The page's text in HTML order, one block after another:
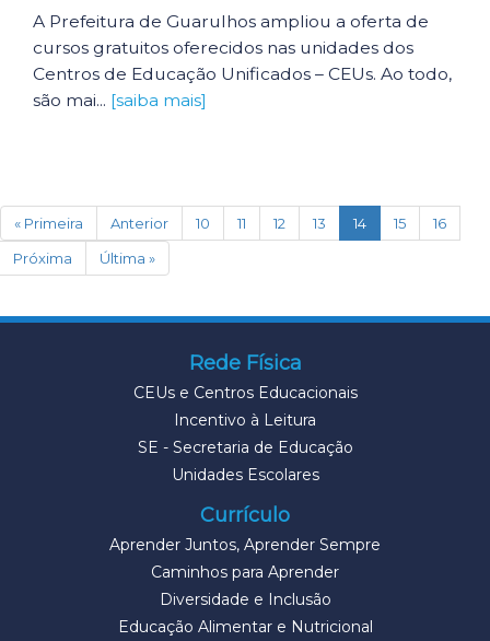
A Prefeitura de Guarulhos ampliou a oferta de
cursos gratuitos oferecidos nas unidades dos
Centros de Educação Unificados – CEUs. Ao todo,
são mai... [saiba mais]
« Primeira Anterior 10 11 12 13 14(current)
15
16
Próxima
Última »
Rede Física
CEUs e Centros Educacionais
Incentivo à Leitura
SE - Secretaria de Educação
Unidades Escolares
Currículo
Aprender Juntos, Aprender Sempre
Caminhos para Aprender
Diversidade e Inclusão
Educação Alimentar e Nutricional